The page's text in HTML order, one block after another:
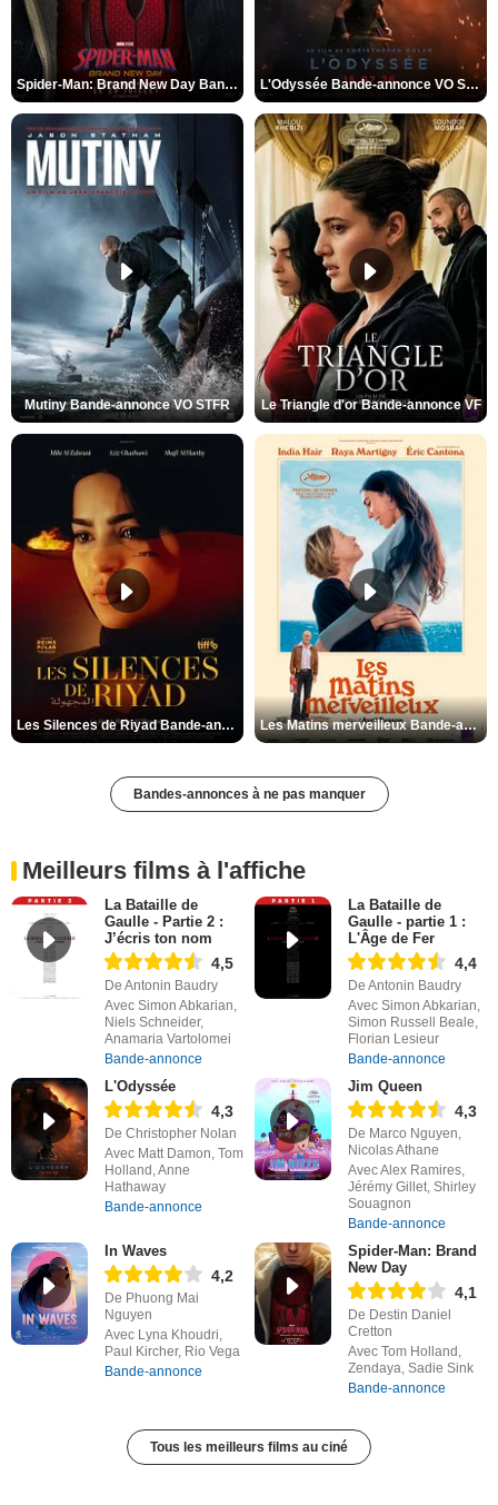
Spider-Man: Brand New Day Bande-annonce VO STFR L'Odyssée Bande-annonce VO STFR
Mutiny Bande-annonce VO STFR Le Triangle d'or Bande-annonce VF
Les Silences de Riyad Bande-annonce VO STFR Les Matins merveilleux Bande-annonce VF
Bandes-annonces à ne pas manquer
Meilleurs films à l'affiche
La Bataille de
Gaulle - Partie 2 :
J’écris ton nom
4,5
De Antonin Baudry
Avec Simon Abkarian,
Niels Schneider,
Anamaria Vartolomei
Bande-annonce
La Bataille de
Gaulle - partie 1 :
L'Âge de Fer
4,4
De Antonin Baudry
Avec Simon Abkarian,
Simon Russell Beale,
Florian Lesieur
Bande-annonce
L'Odyssée
4,3
De Christopher Nolan
Avec Matt Damon, Tom
Holland, Anne
Hathaway
Bande-annonce
Jim Queen
4,3
De Marco Nguyen,
Nicolas Athane
Avec Alex Ramires,
Jérémy Gillet, Shirley
Souagnon
Bande-annonce
In Waves
4,2
De Phuong Mai
Nguyen
Avec Lyna Khoudri,
Paul Kircher, Rio Vega
Bande-annonce
Spider-Man: Brand
New Day
4,1
De Destin Daniel
Cretton
Avec Tom Holland,
Zendaya, Sadie Sink
Bande-annonce
Tous les meilleurs films au ciné